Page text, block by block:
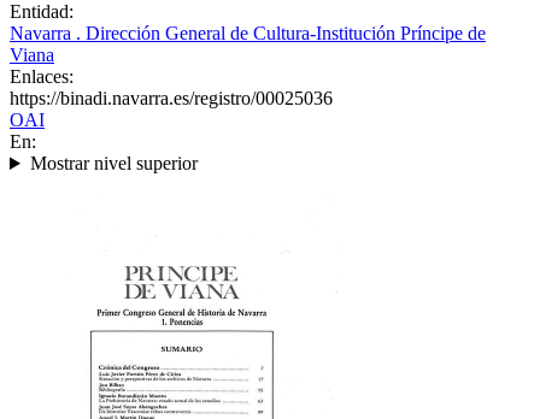
Entidad:
Navarra . Dirección General de Cultura-Institución Príncipe de
Viana
Enlaces:
https://binadi.navarra.es/registro/00025036
OAI
En:
Mostrar nivel superior